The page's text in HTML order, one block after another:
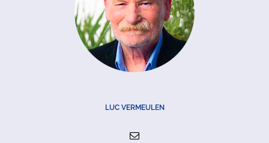
LUC VERMEULEN